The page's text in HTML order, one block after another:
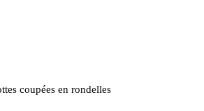
coupées en rondelles